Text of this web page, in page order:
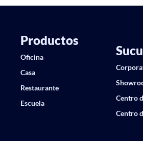
Productos
Oficina
Casa
Restaurante
Escuela
Centro
Centro